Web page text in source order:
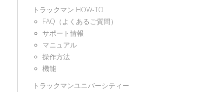
トラックマン HOW-TO
FAQ（よくあるご質問）
サポート情報
マニュアル
操作方法
機能
トラックマンユニバーシティー